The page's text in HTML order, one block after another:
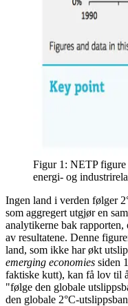
Figur 1: NETP
energi- og
Ingen land i verden følger
som aggregert utgjør en
analytikerne bak
av resultatene. Denne
land, som ikke har økt
emerging economies siden
faktiske kutt), kan få lov til
"følge den globale
den globale 2°C-